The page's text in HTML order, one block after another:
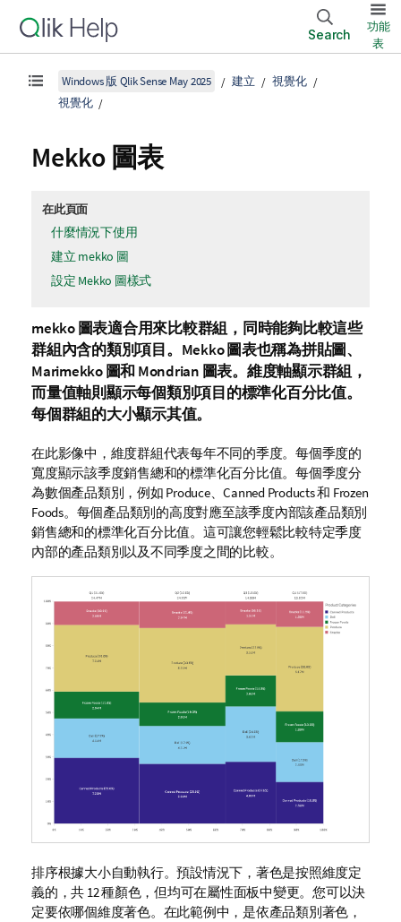
Search
功能
表
Windows 版 Qlik Sense May 2025 建立
視覺化
視覺化
Mekko圖表
在此頁面
什麼情況下使用
建立 mekko 圖
設定 Mekko 圖樣式
mekko圖表適合用來比較群組，同時能夠比較這些
群組內含的類別項目。 Mekko圖表也稱為拼貼圖、
Marimekko圖和 Mondrian 圖表。維度軸顯示群組，
而量值軸則顯示每個類別項目的標準化百分比值。
每個群組的大小顯示其值。
在此影像中，維度群組代表每年不同的季度。每個季度的
寬度顯示該季度銷售總和的標準化百分比值。每個季度分
為數個產品類別，例如 Produce、Canned Products和 Frozen
Foods。每個產品類別的高度對應至該季度內部該產品類別
銷售總和的標準化百分比值。這可讓您輕鬆比較特定季度
內部的產品類別以及不同季度之間的比較。
排序根據大小自動執行。預設情況下，著色是按照維度定
義的，共 12 種顏色，但均可在屬性面板中變更。您可以決
定要依哪個維度著色。在此範例中，是依產品類別著色，